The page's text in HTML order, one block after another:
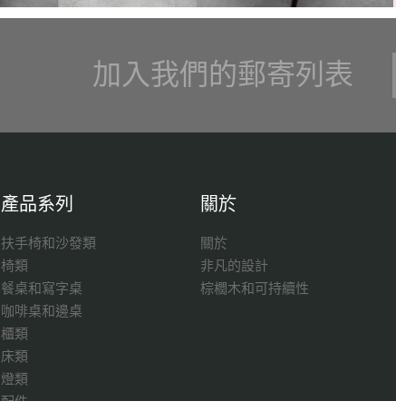
加入我們的郵寄列表
產品系列
扶手椅和沙發類
椅類
餐桌和寫字桌
咖啡桌和邊桌
櫃類
床類
燈類
配件
關於
關於
非凡的設計
棕櫚木和可持續性